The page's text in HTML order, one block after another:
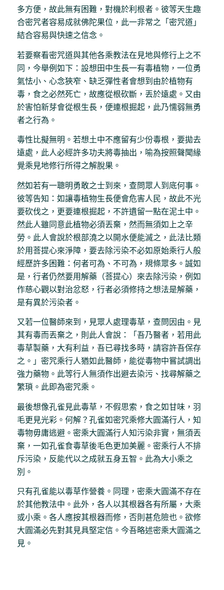
多方便，故此無有困難，對機於利根者。彼等天生趣
合密咒者容易成就佛陀果位，此一非常之「密咒道」
結合容易與快速之信念。
若要察看密咒道與其他各乘教法在見地與修行上之不
同，今舉例如下：設想田中生長一有毒植物，一位勇
氣怯小、心念狹窄、缺乏彈性者會想到由於植物有
毒，食之必然死亡，故應從根砍斷，丟於遠處。又由
於害怕新芽會從根生長，便連根掘起，此乃懦弱無勇
者之行為。
毒性比擬無明。若想土中不應留有少份毒根，要拋去
遠處，此人必經許多功夫將毒抽出，喻為按照聲聞緣
覺乘見地修行所得之解脫果。
然如若有一聰明勇敢之士到來，查問眾人到底何事。
彼等告知：如讓毒植物生長便會危害人民，故此不光
要砍伐之，更要連根掘起，不許遺留一點在泥土中。
然此人雖同意此植物必須丟棄，然而無須如上之辛
勞。此人會說於根部澆之以開水便能滅之，此法比類
於用菩提心來淨障，要去除污染不必如原始乘行人般
經歷許多困難：何者可為、不可為，規條眾多。誠如
是，行者仍然要用解藥（菩提心）來去除污染，例如
作慈心觀以對治忿怒，行者必須修持之想法是解藥，
是有異於污染者。
又若一位醫師來到，見眾人處理毒草，查問因由。見
其有毒而丟棄之，則此人會說：「吾乃醫者，若用此
毒草製藥，大有利益，吾已尋找多時，請容許吾保存
之。」密咒乘行人猶如此醫師，能從毒物中嘗試調出
強力藥物。此等行人無須作出避去染污、找尋解藥之
繁瑣。此即為密咒乘。
最後想像孔雀見此毒草，不假思索，食之如甘味，羽
毛更見光彩。何解？孔雀如密咒乘修大圓滿行人，知
毒物毋庸逃避。密乘大圓滿行人知污染非實，無須丟
棄，一如孔雀食毒草後毛色更加美麗。密乘行人不排
斥污染，反能代以之成就五身五智。此為大小乘之
別。
只有孔雀能以毒草作營養。同理，密乘大圓滿不存在
於其他教法中。此外，各人以其根器各有所屬，大乘
或小乘。各人應按其根器而修，否則甚危險也。欲修
大圓滿必先對其見具堅定信。今吾略述密乘大圓滿之
見。